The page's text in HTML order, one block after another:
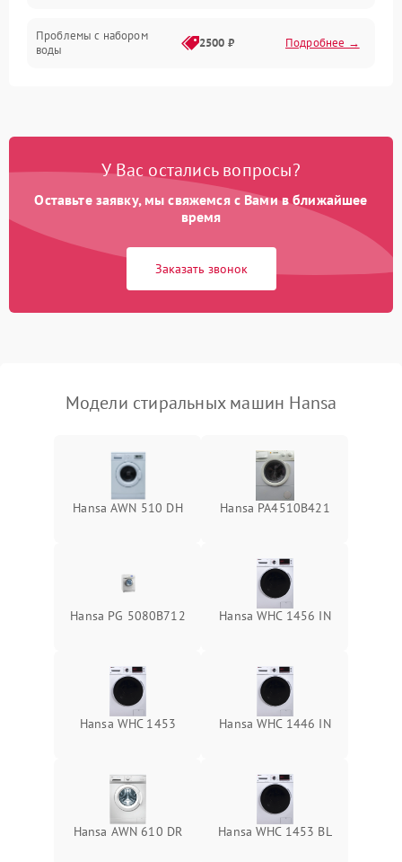
Проблемы с набором
воды
2500 ₽ Подробнее →
Замена платы управления 2200 ₽ Подробнее →
У Вас остались вопросы?
Оставьте заявку, мы свяжемся с Вами в ближайшее
время
Заказать звонок
Модели стиральных машин Hansa
Hansa AWN 510 DH Hansa PA4510B421
Hansa PG 5080B712 Hansa WHC 1456 IN
Hansa WHC 1453 Hansa WHC 1446 IN
Hansa AWN 610 DR Hansa WHC 1453 BL